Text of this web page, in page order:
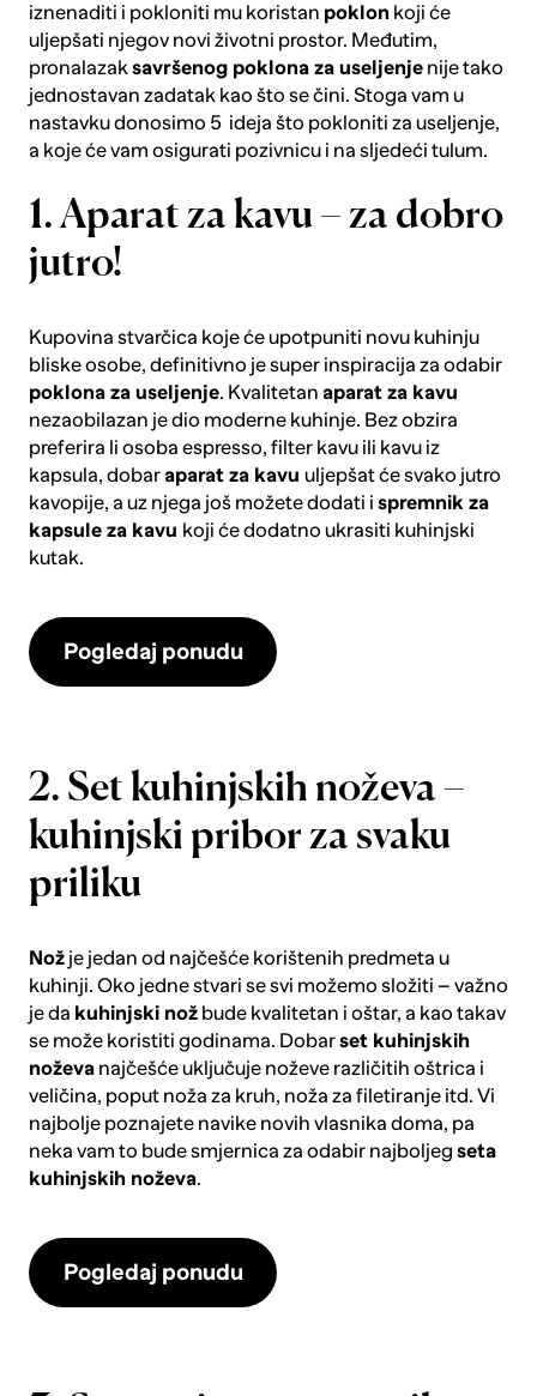
iznenaditi i pokloniti mu koristan poklon koji će
uljepšati njegov novi životni prostor. Međutim,
pronalazaksavršenog poklona za useljenjenije tako
jednostavan zadatak kao što se čini. Stoga vam u
nastavku donosimo 5 ideja što pokloniti za useljenje,
a koje će vam osigurati pozivnicu i na sljedeći tulum.
1. Aparat za kavu – za dobro
jutro!
Kupovina stvarčica koje će upotpuniti novu kuhinju
bliske osobe, definitivno je super inspiracija za odabir
poklona za useljenje. Kvalitetan aparat za kavu
nezaobilazan je dio moderne kuhinje. Bez obzira
preferira li osoba espresso, filter kavu ili kavu iz
kapsula, dobar aparat za kavu uljepšat će svako jutro
kavopije, a uz njega još možete dodati i spremnik za
kapsule za kavu koji će dodatno ukrasiti kuhinjski
kutak.
Pogledaj ponudu
2. Set kuhinjskih noževa –
kuhinjski pribor za svaku
priliku
Nožje jedan od najčešće korištenih predmeta u
kuhinji. Oko jedne stvari se svi možemo složiti – važno
je da kuhinjski nožbude kvalitetan i oštar, a kao takav
se može koristiti godinama. Dobarset kuhinjskih
noževanajčešće uključuje noževe različitih oštrica i
veličina, poput noža za kruh, noža za filetiranje itd. Vi
najbolje poznajete navike novih vlasnika doma, pa
neka vam to bude smjernica za odabir najboljeg seta
kuhinjskih noževa.
Pogledaj ponudu